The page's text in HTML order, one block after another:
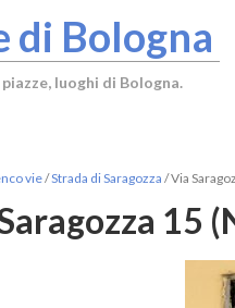
di Bologna
luoghi di Bologna.
vie/Strada di Saragozza /Via
15